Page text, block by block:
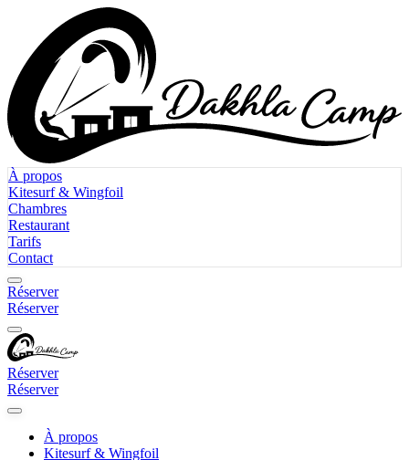
À propos
Kitesurf & Wingfoil
Chambres
Restaurant
Tarifs
Contact
Réserver
Réserver
Réserver
Réserver
À propos
Kitesurf & Wingfoil